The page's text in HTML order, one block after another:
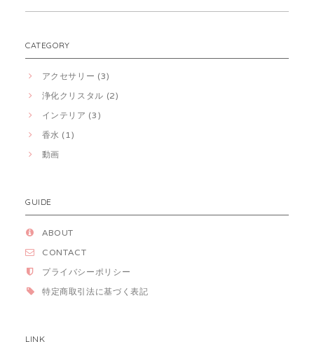
CATEGORY
アクセサリー (3)
浄化クリスタル (2)
インテリア (3)
香水 (1)
動画
GUIDE
ABOUT
CONTACT
プライバシーポリシー
特定商取引法に基づく表記
LINK